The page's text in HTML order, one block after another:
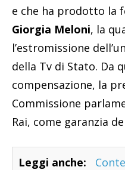
e che ha prodotto la
Giorgia Meloni, la
l’estromissione
della Tv di Stato. Da
compensazione, la
Commissione
Rai, come garanzia
Leggi anche: